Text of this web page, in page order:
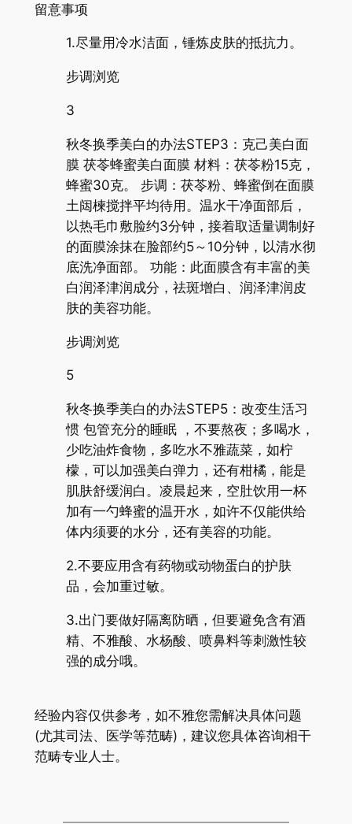
留意事项
1.尽量用冷水洁面，锤炼皮肤的抵抗力。
步调浏览
3
秋冬换季美白的办法STEP3：克己美白面
膜 茯苓蜂蜜美白面膜 材料：茯苓粉15克，
蜂蜜30克。 步调：茯苓粉、蜂蜜倒在面膜
土闼楝搅拌平均待用。温水干净面部后，
以热毛巾敷脸约3分钟，接着取适量调制好
的面膜涂抹在脸部约5～10分钟，以清水彻
底洗净面部。 功能：此面膜含有丰富的美
白润泽津润成分，祛斑增白、润泽津润皮
肤的美容功能。
步调浏览
5
秋冬换季美白的办法STEP5：改变生活习
惯 包管充分的睡眠 ，不要熬夜；多喝水，
少吃油炸食物，多吃水不雅蔬菜，如柠
檬，可以加强美白弹力，还有柑橘，能是
肌肤舒缓润白。凌晨起来，空肚饮用一杯
加有一勺蜂蜜的温开水，如许不仅能供给
体内须要的水分，还有美容的功能。
2.不要应用含有药物或动物蛋白的护肤
品，会加重过敏。
3.出门要做好隔离防晒，但要避免含有酒
精、不雅酸、水杨酸、喷鼻料等刺激性较
强的成分哦。
经验内容仅供参考，如不雅您需解决具体问题
(尤其司法、医学等范畴)，建议您具体咨询相干
范畴专业人士。